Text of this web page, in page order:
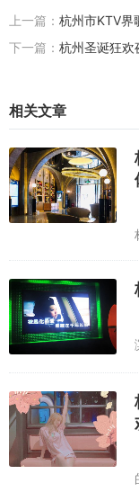
上一篇： 杭州市KTV界
下一篇： 杭州圣诞狂欢
相关文章